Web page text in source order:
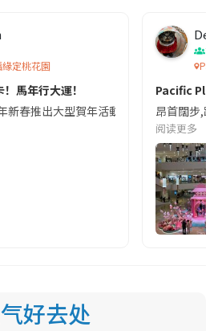
定桃花園
馬年行大運！
新春推出大型賀年活動｢幸福緣定桃花園｣
節
Pacific
昂首闊步,躍
阅读更多
好去处